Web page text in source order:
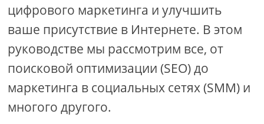
цифрового маркетинга и улучшить
ваше присутствие в Интернете. В этом
руководстве мы рассмотрим все, от
поисковой оптимизации (SEO) до
маркетинга в социальных сетях (SMM) и
многого другого.